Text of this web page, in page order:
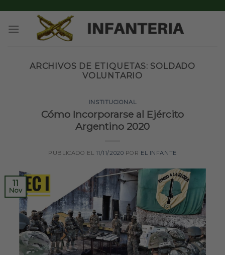
content
ARCHIVOS DE ETIQUETAS: SOLDADO
VOLUNTARIO
INSTITUCIONAL
Cómo Incorporarse al Ejército
Argentino 2020
PUBLICADO EL 11/11/2020 POR EL INFANTE
11
Nov